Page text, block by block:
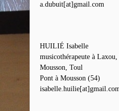
a.dubuit[at]gmail.com
HUILIÉ Isabelle
musicothérapeute à
Mousson, Toul
Pont à Mousson (54)